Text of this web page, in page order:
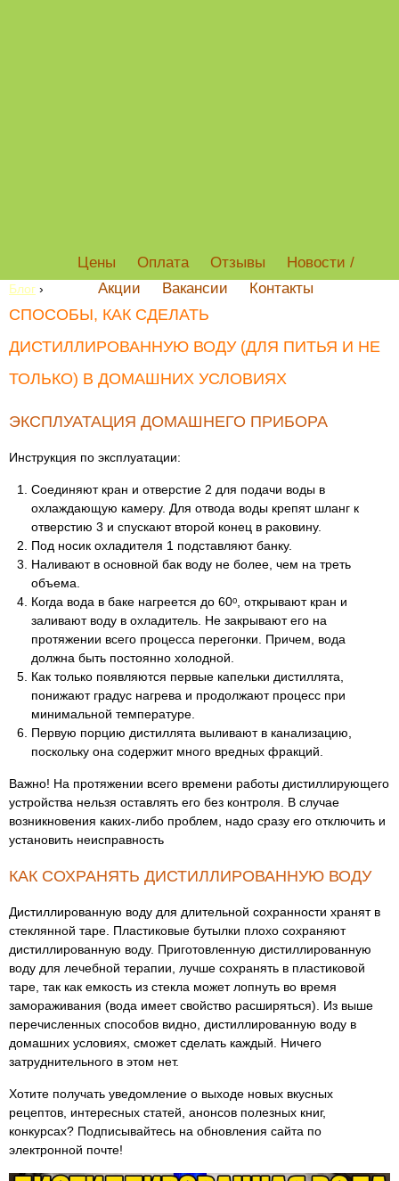
Цены Оплата Отзывы
Новости /
Акции
Вакансии Контакты
Блог ›
СПОСОБЫ, КАК СДЕЛАТЬ
ДИСТИЛЛИРОВАННУЮ ВОДУ (ДЛЯ ПИТЬЯ И НЕ
ТОЛЬКО) В ДОМАШНИХ УСЛОВИЯХ
ЭКСПЛУАТАЦИЯ ДОМАШНЕГО ПРИБОРА
Инструкция по эксплуатации:
Соединяют кран и отверстие 2 для подачи воды в
охлаждающую камеру. Для отвода воды крепят шланг к
отверстию 3 и спускают второй конец в раковину.
Под носик охладителя 1 подставляют банку.
Наливают в основной бак воду не более, чем на треть
объема.
Когда вода в баке нагреется до 60ᵒ, открывают кран и
заливают воду в охладитель. Не закрывают его на
протяжении всего процесса перегонки. Причем, вода
должна быть постоянно холодной.
Как только появляются первые капельки дистиллята,
понижают градус нагрева и продолжают процесс при
минимальной температуре.
Первую порцию дистиллята выливают в канализацию,
поскольку она содержит много вредных фракций.
Важно! На протяжении всего времени работы дистиллирующего
устройства нельзя оставлять его без контроля. В случае
возникновения каких-либо проблем, надо сразу его отключить и
установить неисправность
КАК СОХРАНЯТЬ ДИСТИЛЛИРОВАННУЮ ВОДУ
Дистиллированную воду для длительной сохранности хранят в
стеклянной таре. Пластиковые бутылки плохо сохраняют
дистиллированную воду. Приготовленную дистиллированную
воду для лечебной терапии, лучше сохранять в пластиковой
таре, так как емкость из стекла может лопнуть во время
замораживания (вода имеет свойство расширяться). Из выше
перечисленных способов видно, дистиллированную воду в
домашних условиях, сможет сделать каждый. Ничего
затруднительного в этом нет.
Хотите получать уведомление о выходе новых вкусных
рецептов, интересных статей, анонсов полезных книг,
конкурсах? Подписывайтесь на обновления сайта по
электронной почте!